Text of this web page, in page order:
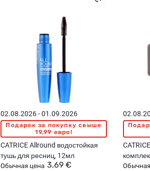
02.08.2026 - 01.09.2026
Подарок за покупку свыше
19,99 евро!
CATRICE Allround водостойкая
тушь для ресниц, 12мл
Обычная цена 3,69 €
Brown,